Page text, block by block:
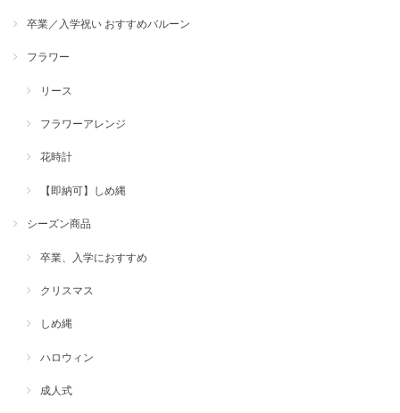
卒業／入学祝い おすすめバルーン
フラワー
リース
フラワーアレンジ
花時計
【即納可】しめ縄
シーズン商品
卒業、入学におすすめ
クリスマス
しめ縄
ハロウィン
成人式